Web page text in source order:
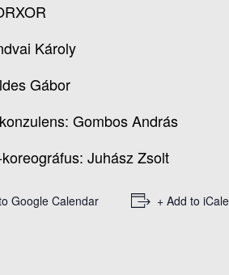
Károly
Gábor
Gombos András
Juhász Zsolt
Google Calendar + Add to